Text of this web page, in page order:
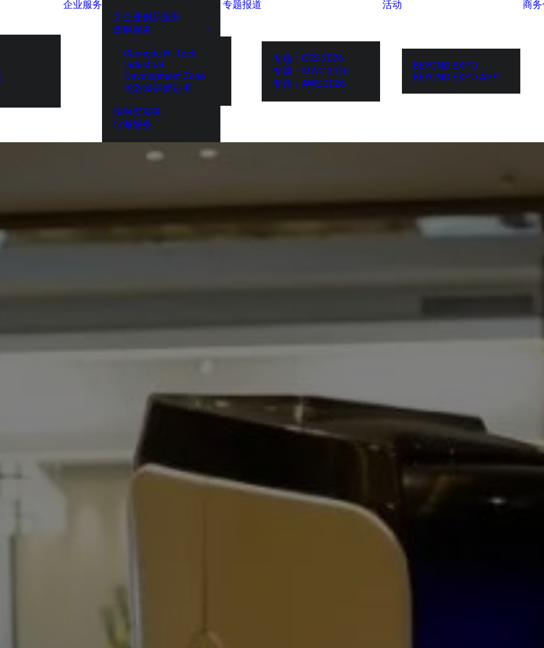
企业服务
大企业创新服务
政府服务
Chengdu Hi-Tech
Industrial
Development Zone
伦敦发展促进署
投融资服务
出海服务
专题报道
专题：CES 2026
专题：MWC 2026
专题：AWE 2026
活动
BEYOND EXPO
BEYOND EXPO APP
商